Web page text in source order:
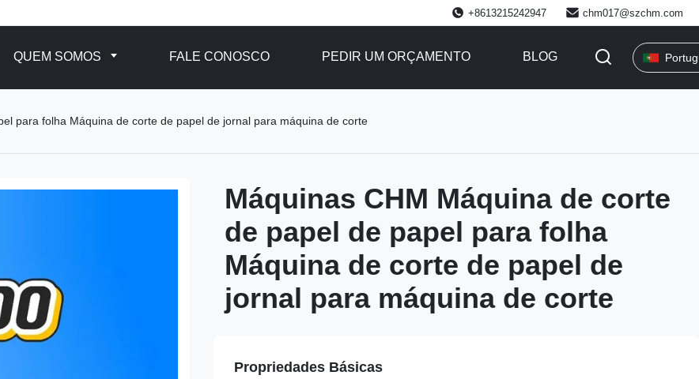
+8613215242947 chm017@szchm.com
QUEM SOMOS FALE CONOSCO PEDIR UM ORÇAMENTO BLOG
para folha Máquina de corte de papel de jornal para máquina de corte
Máquinas CHM Máquina de corte
de papel de papel para folha
Máquina de corte de papel de
jornal para máquina de corte
Propriedades Básicas